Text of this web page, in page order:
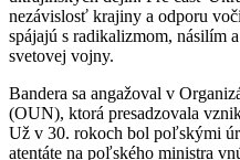
nezávislosť krajiny a odporu
spájajú s radikalizmom, násilím
svetovej vojny.
Bandera sa angažoval v
(OUN), ktorá presadzovala
Už v 30. rokoch bol poľskými
atentáte na poľského ministra